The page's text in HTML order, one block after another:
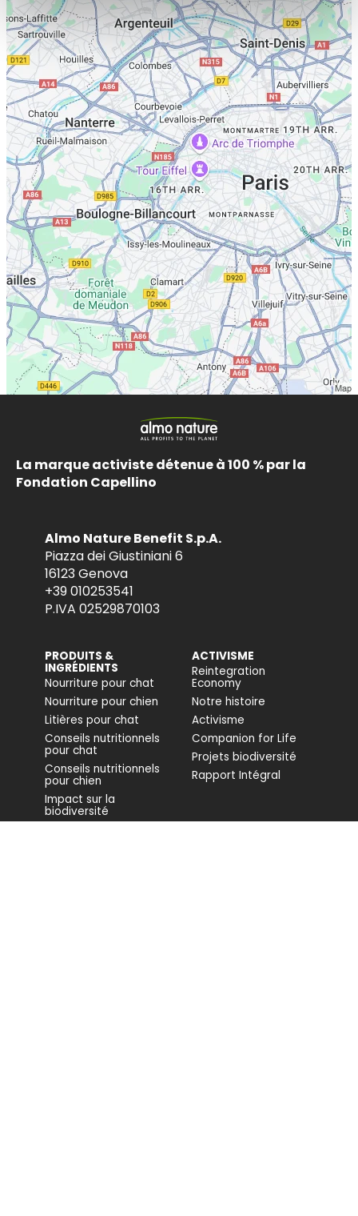
La marque activiste détenue à 100 % par la
Fondation Capellino
Almo Nature Benefit S.p.A.
Piazza dei Giustiniani 6
16123 Genova
+39 010253541
P.IVA 02529870103
PRODUITS &
INGRÉDIENTS
Nourriture pour chat
Nourriture pour chien
Litières pour chat
Conseils nutritionnels
pour chat
Conseils nutritionnels
pour chien
Impact sur la
biodiversité
ACTIVISME
Reintegration
Economy
Notre histoire
Activisme
Companion for Life
Projets biodiversité
Rapport Intégral